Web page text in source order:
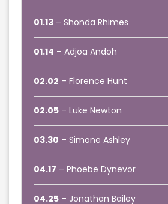
01.13 – Shonda Rhimes
01.14 – Adjoa Andoh
02.02 – Florence Hunt
02.05 – Luke Newton
03.30 – Simone Ashley
04.17 – Phoebe Dynevor
04.25 – Jonathan Bailey